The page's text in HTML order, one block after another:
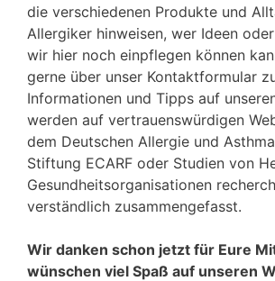
die verschiedenen Produkte und
Allergiker hinweisen, wer Ideen
wir hier noch einpflegen können
gerne über unser Kontaktformular
Informationen und Tipps auf
werden auf vertrauenswürdigen
dem Deutschen Allergie und
Stiftung ECARF oder Studien von
Gesundheitsorganisationen
verständlich zusammengefasst.
Wir danken schon jetzt für Eure
wünschen viel Spaß auf unseren